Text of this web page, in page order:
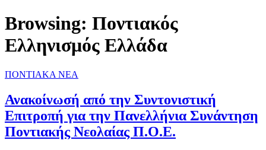
Browsing: Ποντιακός
Ελληνισμός Ελλάδα
ΠΟΝΤΙΑΚΑ ΝΕΑ
Ανακοίνωσή από την Συντονιστική
Επιτροπή για την Πανελλήνια Συνάντηση
Ποντιακής Νεολαίας Π.Ο.Ε.